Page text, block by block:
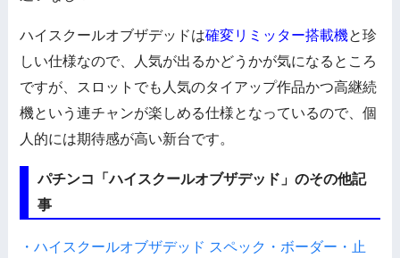
ハイスクールオブザデッドは確変リミッター搭載機と珍
しい仕様なので、人気が出るかどうかが気になるところ
ですが、スロットでも人気のタイアップ作品かつ高継続
機という連チャンが楽しめる仕様となっているので、個
人的には期待感が高い新台です。
パチンコ「ハイスクールオブザデッド」のその他記
事
・ハイスクールオブザデッド スペック・ボーダー・止